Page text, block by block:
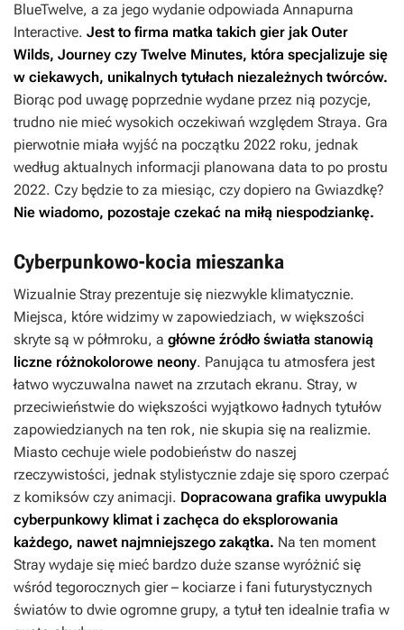
BlueTwelve, a za jego wydanie odpowiada Annapurna
Interactive. Jest to firma matka takich gier jakOuter
Wilds, Journey czy Twelve Minutes, która specjalizuje się
w ciekawych, unikalnych tytułach niezależnych twórców.
Biorąc pod uwagę poprzednie wydane przez nią pozycje,
trudno nie mieć wysokich oczekiwań względem Straya. Gra
pierwotnie miała wyjść na początku 2022 roku, jednak
według aktualnych informacji planowana data to po prostu
2022. Czy będzie to za miesiąc, czy dopiero na Gwiazdkę?
Nie wiadomo, pozostaje czekać na miłą niespodziankę.
Cyberpunkowo-kocia mieszanka
Wizualnie Stray prezentuje się niezwykle klimatycznie.
Miejsca, które widzimy w zapowiedziach, w większości
skryte są w półmroku, a główne źródło światła stanowią
liczne różnokolorowe neony. Panująca tu atmosfera jest
łatwo wyczuwalna nawet na zrzutach ekranu. Stray, w
przeciwieństwie do większości wyjątkowo ładnych tytułów
zapowiedzianych na ten rok, nie skupia się na realizmie.
Miasto cechuje wiele podobieństw do naszej
rzeczywistości, jednak stylistycznie zdaje się sporo czerpać
z komiksów czy animacji. Dopracowana grafika uwypukla
cyberpunkowy klimat i zachęca do eksplorowania
każdego, nawet najmniejszego zakątka. Na ten moment
Stray wydaje się mieć bardzo duże szanse wyróżnić się
wśród tegorocznych gier – kociarze i fani futurystycznych
światów to dwie ogromne grupy, a tytuł ten idealnie trafia w